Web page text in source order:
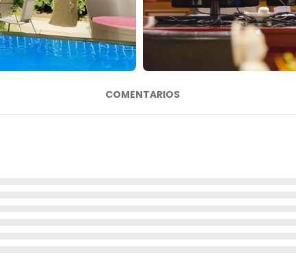
COMENTARIOS